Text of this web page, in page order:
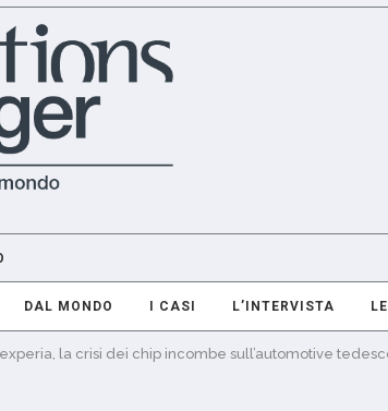
DAL MONDO I CASI L’INTERVISTA
la crisi dei chip incombe sull’automotive